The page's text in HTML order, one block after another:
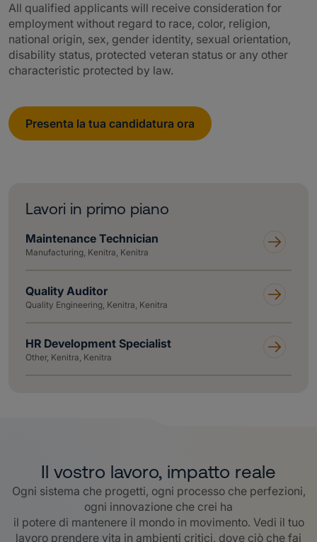
All qualified applicants will receive consideration for
employment without regard to race, color, religion,
national origin, sex, gender identity, sexual orientation,
disability status, protected veteran status or any other
characteristic protected by law.
Presenta la tua candidatura ora
Lavori in primo piano
Maintenance Technician
Manufacturing, Kenitra, Kenitra
Quality Auditor
Quality Engineering, Kenitra, Kenitra
HR Development Specialist
Other, Kenitra, Kenitra
Il vostro lavoro, impatto reale
Ogni sistema che progetti, ogni processo che perfezioni,
ogni innovazione che crei ha
il potere di mantenere il mondo in movimento. Vedi il tuo
lavoro prendere vita in ambienti critici, dove ciò che fai